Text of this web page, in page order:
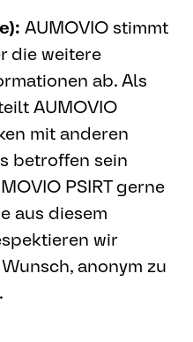
AUMOVIO stimmt
die weitere
ab. Als
AUMOVIO
mit anderen
betroffen sein
PSIRT gerne
aus diesem
wir
anonym zu